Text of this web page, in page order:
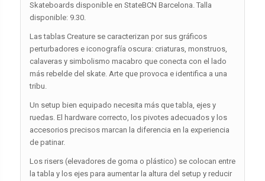
Skateboards disponible en StateBCN Barcelona. Talla
disponible: 9.30.
Las tablas Creature se caracterizan por sus gráficos
perturbadores e iconografía oscura: criaturas, monstruos,
calaveras y simbolismo macabro que conecta con el lado
más rebelde del skate. Arte que provoca e identifica a una
tribu.
Un setup bien equipado necesita más que tabla, ejes y
ruedas. El hardware correcto, los pivotes adecuados y los
accesorios precisos marcan la diferencia en la experiencia
de patinar.
Los risers (elevadores de goma o plástico) se colocan entre
la tabla y los ejes para aumentar la altura del setup y reducir